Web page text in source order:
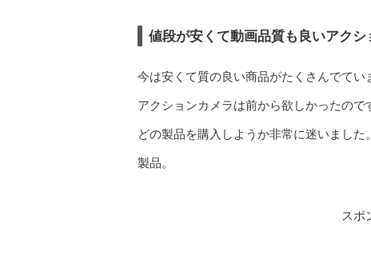
値段が安くて動画品質も良いアク
今は安くて質の良い商品がたくさんでてい
アクションカメラは前から欲しかったので
どの製品を購入しようか非常に迷いまし
製品。
スポ